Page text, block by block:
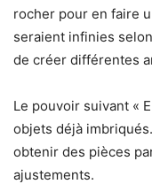
rocher pour en faire
seraient infinies
de créer différentes
Le pouvoir suivant «
objets déjà
obtenir des pièces
ajustements.